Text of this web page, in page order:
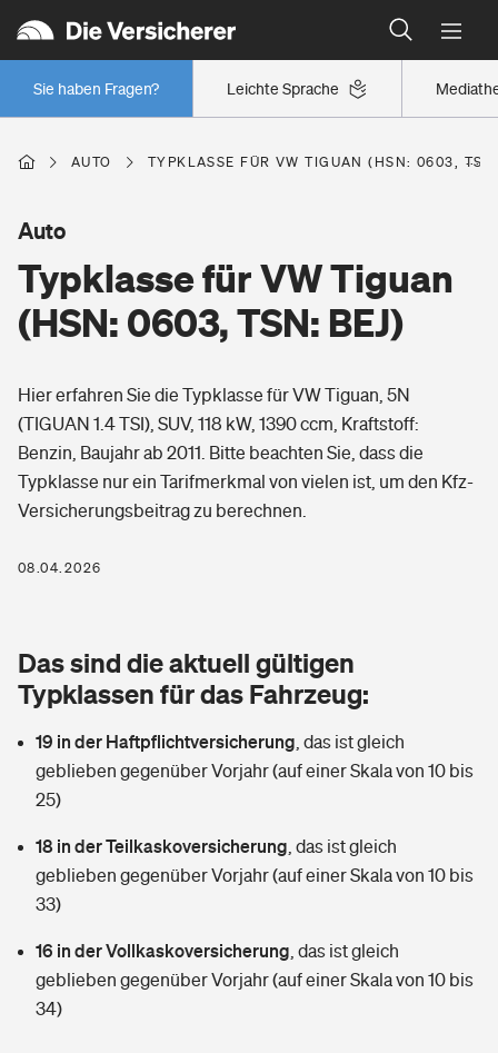
Leichte Sprache
Sie haben Fragen?
Wer versichert was: Jetzt Versicherer finden
Regionalklassen: So ist Ihre Region eingestuft
Wer versichert was: Jetzt Versicherer finden
Berufsunfähigkeitsversicherung
Erwerbsunfähigkeitsversicherung
Grundfähigkeitsversicherung
Arbeitsrechtsschutz
Berufshaftpflichtversicherung
Zur Übersicht
Tools
Wer versichert was: Jetzt Versicherer finden
Sie haben Fragen?
Wohnen
Elementarversicherung
Glasversicherung
Mietkautionsversicherung
Restkreditversicherung
Zur Übersicht
Tools
Freizeit
Pri­vate Haft­pflicht­
Kinderunfall­ver­si­che­rung
Kinderinvalidität
Hundehalter-Haftpflicht
Handyversicherung
Gesundheit
Private Krankenversicherung
Dread-Disease-Versicherung
Tierkrankenversicherung
Zur Übersicht
Tools
Wer versichert was: Jetzt Versicherer finden
Sie haben Fragen?
AUTO TYPKLASSE FÜR VW TIGUAN (HSN: 0603,
Typklasse für VW Tiguan
(HSN: 0603, TSN: BEJ)
Auto
Hier erfahren Sie die Typklasse für VW Tiguan, 5N
(TIGUAN 1.4 TSI), SUV, 118 kW, 1390 ccm, Kraftstoff:
Benzin, Baujahr ab 2011. Bitte beachten Sie, dass die
Typklasse nur ein Tarifmerkmal von vielen ist, um den Kfz-
Versicherungsbeitrag zu berechnen.
08.04.2026
Das sind die aktuell gültigen
Typklassen für das Fahrzeug:
19 in der Haftpflichtversicherung das ist gleich
geblieben gegenüber Vorjahr (auf einer Skala von 10 bis
25)
18 in der Teilkaskoversicherung das ist gleich
geblieben gegenüber Vorjahr (auf einer Skala von 10 bis
33)
16 in der Vollkaskoversicherung das ist gleich
geblieben gegenüber Vorjahr (auf einer Skala von 10 bis
34)